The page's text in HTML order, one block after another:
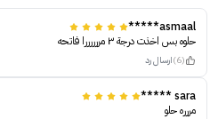
asmaal*****
حلوه بس اخذت درجة ٣ مررررررا فاتحه
(6) ارسال رد
sara *****
مررره حلو